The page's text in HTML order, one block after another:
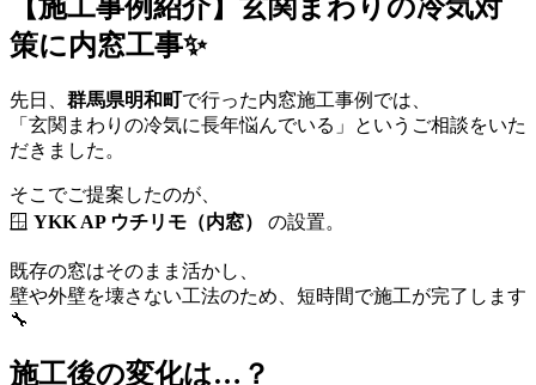
【施工事例紹介】玄関まわりの冷気対
策に内窓工事✨
先日、 群馬県明和町で行った内窓施工事例では、
「玄関まわりの冷気に長年悩んでいる」というご相談をいた
だきました。
そこでご提案したのが、
🪟 YKK AP ウチリモ（内窓） の設置。
既存の窓はそのまま活かし、
壁や外壁を壊さない工法のため、短時間で施工が完了します
🔧
施工後の変化は…？